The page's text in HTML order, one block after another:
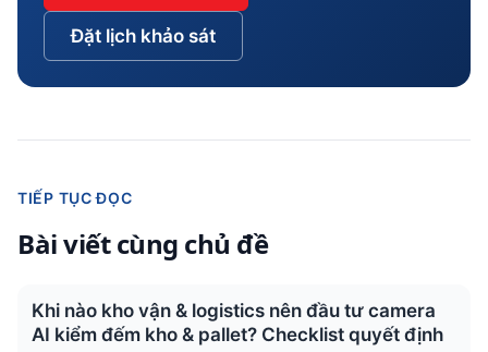
Đặt lịch khảo sát
TIẾP TỤC ĐỌC
Bài viết cùng chủ đề
Khi nào kho vận & logistics nên đầu tư camera
AI kiểm đếm kho & pallet? Checklist quyết định